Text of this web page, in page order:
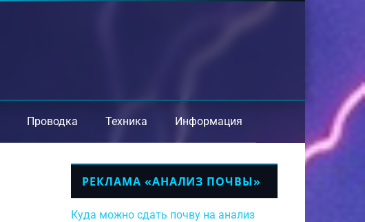
Проводка Техника Информация
РЕКЛАМА «АНАЛИЗ ПОЧВЫ»
Куда можно сдать почву на анализ